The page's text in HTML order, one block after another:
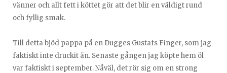
vänner och allt fett i köttet gör att det blir en väldigt rund
och fyllig smak.
Till detta bjöd pappa på en Dugges Gustafs Finger, som jag
faktiskt inte druckit än. Senaste gången jag köpte hem öl
var faktiskt i september. Nåväl, det rör sig om en strong